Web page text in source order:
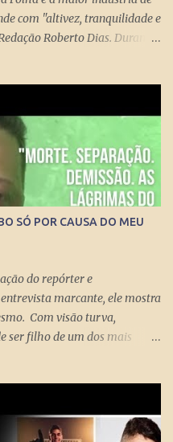
com "altivez, tranquilidade e
Roberto Dias. Durante
SÓ POR CAUSA DO MEU
do repórter e
marcante, ele mostra
Com visão turva,
ser filho de um dos mais
Verde, entre inúmeros
Tentou ser jogador de